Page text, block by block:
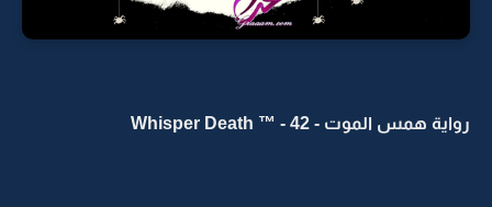
رواية همس الموت - Whisper Death ™ - 42